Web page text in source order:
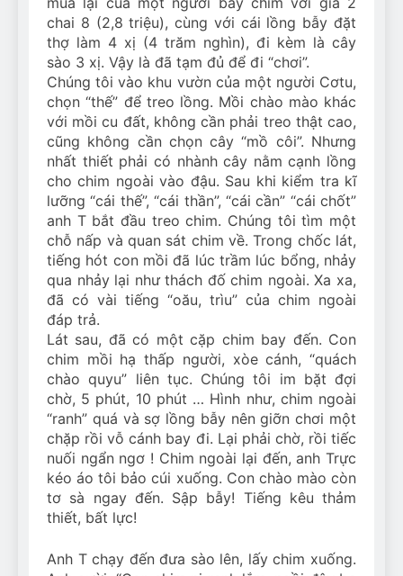
chai 8 (2,8 triệu), cùng với cái lồng bẫy đặt
thợ làm 4 xị (4 trăm nghìn), đi kèm là cây
sào 3 xị. Vậy là đã tạm đủ để đi “chơi”.
Chúng tôi vào khu vườn của một người Cơtu,
chọn “thế” để treo lồng. Mồi chào mào khác
với mồi cu đất, không cần phải treo thật cao,
cũng không cần chọn cây “mồ côi”. Nhưng
nhất thiết phải có nhành cây nằm cạnh lồng
cho chim ngoài vào đậu. Sau khi kiểm tra kĩ
lưỡng “cái thế”, “cái thần”, “cái cần” “cái chốt”
anh T bắt đầu treo chim. Chúng tôi tìm một
chỗ nấp và quan sát chim về. Trong chốc lát,
tiếng hót con mồi đã lúc trầm lúc bổng, nhảy
qua nhảy lại như thách đố chim ngoài. Xa xa,
đã có vài tiếng “oău, trìu” của chim ngoài
đáp trả.
Lát sau, đã có một cặp chim bay đến. Con
chim mồi hạ thấp người, xòe cánh, “quách
chào quyu” liên tục. Chúng tôi im bặt đợi
chờ, 5 phút, 10 phút … Hình như, chim ngoài
“ranh” quá và sợ lồng bẫy nên giỡn chơi một
chặp rồi vỗ cánh bay đi. Lại phải chờ, rồi tiếc
nuối ngẩn ngơ ! Chim ngoài lại đến, anh Trực
kéo áo tôi bảo cúi xuống. Con chào mào còn
tơ sà ngay đến. Sập bẫy! Tiếng kêu thảm
thiết, bất lực!
Anh T chạy đến đưa sào lên, lấy chim xuống.